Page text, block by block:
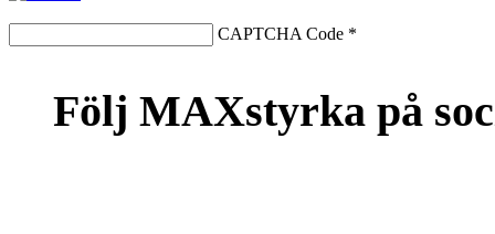
CAPTCHA Code *
Följ MAXstyrka på